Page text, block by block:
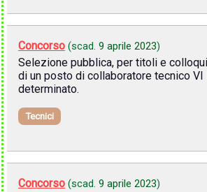
Concorso (scad. 9 aprile 2023)
Selezione pubblica, per titoli e
di un posto di collaboratore tecnico
determinato.
Tecnici
Concorso (scad. 9 aprile 2023)